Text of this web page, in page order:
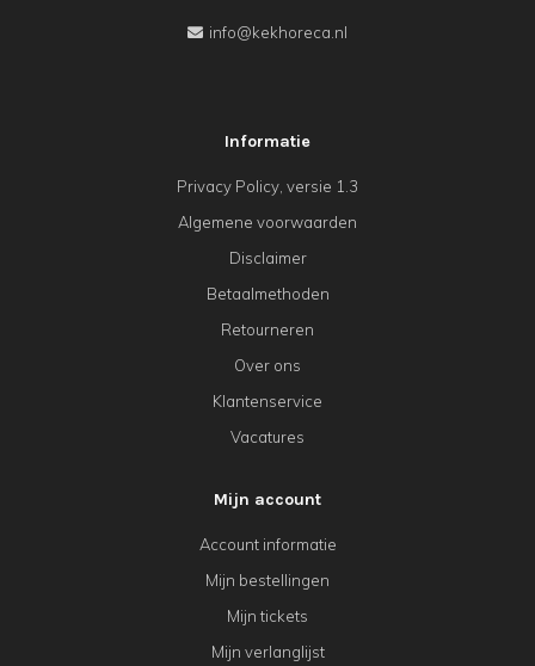
info@kekhoreca.nl
Informatie
Privacy Policy, versie 1.3
Algemene voorwaarden
Disclaimer
Betaalmethoden
Retourneren
Over ons
Klantenservice
Vacatures
Mijn account
Account informatie
Mijn bestellingen
Mijn tickets
Mijn verlanglijst